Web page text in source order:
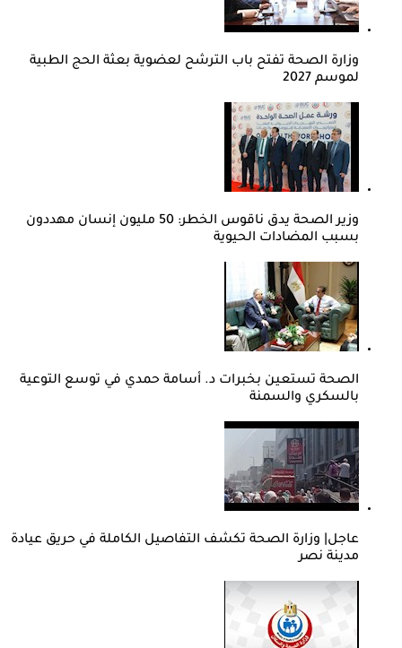
وزارة الصحة تفتح باب الترشح لعضوية بعثة الحج الطبية
لموسم 2027
وزير الصحة يدق ناقوس الخطر: 50 مليون إنسان مهددون
بسبب المضادات الحيوية
الصحة تستعين بخبرات د. أسامة حمدي في توسع التوعية
بالسكري والسمنة
عاجل| وزارة الصحة تكشف التفاصيل الكاملة في حريق عيادة
مدينة نصر